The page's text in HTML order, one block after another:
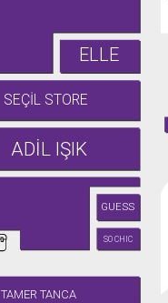
ADİL IŞIK
GUESS
ELLE
SEÇİL STORE
SO CHIC
TAMER TANCA